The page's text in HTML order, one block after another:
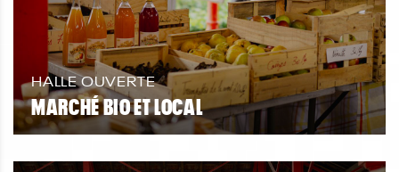
HALLE OUVERTE
MARCHÉ BIO ET LOCAL